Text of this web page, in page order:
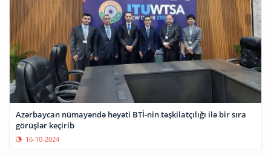
Azərbaycan nümayəndə heyəti BTİ-nin təşkilatçılığı ilə bir sıra
görüşlər keçirib
16-10-2024